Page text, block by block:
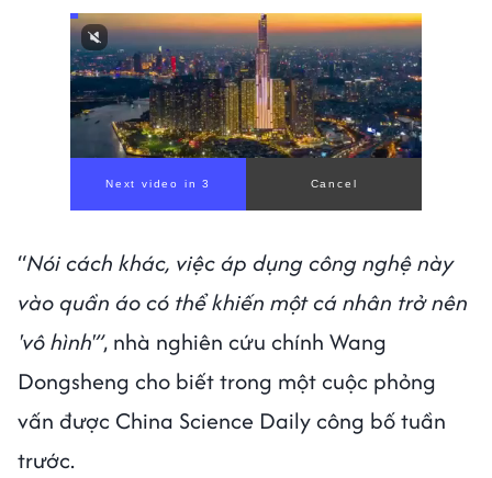
Next video in 1 Cancel
“Nói cách khác, việc áp dụng công nghệ này
vào quần áo có thể khiến một cá nhân trở nên
'vô hình'”, nhà nghiên cứu chính Wang
Dongsheng cho biết trong một cuộc phỏng
vấn được China Science Daily công bố tuần
trước.